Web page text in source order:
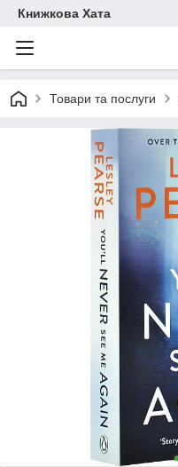
Книжкова Хата
Товари та послуги